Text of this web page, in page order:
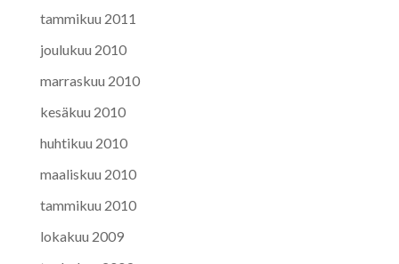
tammikuu 2011
joulukuu 2010
marraskuu 2010
kesäkuu 2010
huhtikuu 2010
maaliskuu 2010
tammikuu 2010
lokakuu 2009